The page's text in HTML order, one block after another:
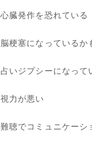
心臓発作を恐れている
脳梗塞になっているか
占いジプシーになって
視力が悪い
難聴でコミュニケーシ